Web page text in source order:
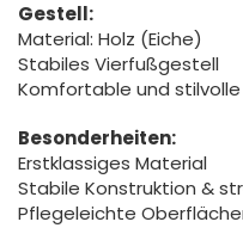
Gestell:
Material: Holz (Eiche)
Stabiles Vierfußgestell
Komfortable und
Besonderheiten:
Erstklassiges Material
Stabile Konstruktion &
Pflegeleichte